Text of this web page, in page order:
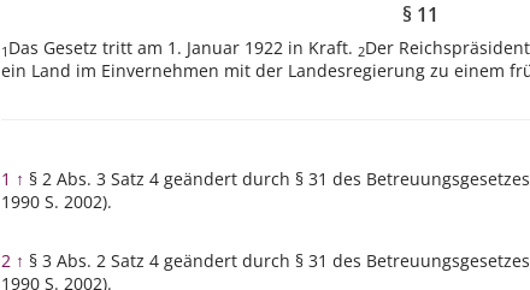
§ 11
1 Das Gesetz tritt am 1. Januar 1922 in Kraft. 2Der
ein Land im Einvernehmen mit der Landesregierung zu einem
1 ↑ § 2 Abs. 3 Satz 4 geändert durch § 31 des
1990 S. 2002).
2 ↑ § 3 Abs. 2 Satz 4 geändert durch § 31 des
1990 S. 2002).